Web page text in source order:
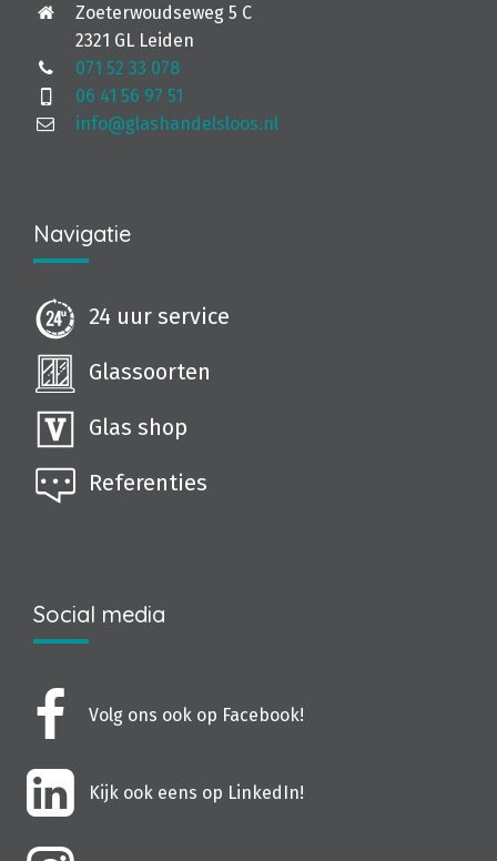
Zoeterwoudseweg 5 C
2321 GL Leiden
071 52 33 078
06 41 56 97 51
info@glashandelsloos.nl
Navigatie
24 uur service
Glassoorten
Glas shop
Referenties
Social media
Volg ons ook op Facebook!
Kijk ook eens op LinkedIn!